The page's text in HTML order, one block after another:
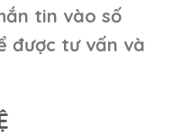
tin vào số
được tư vấn và